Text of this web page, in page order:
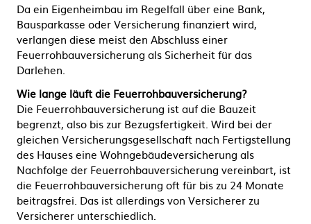
Da ein Eigenheimbau im Regelfall über eine Bank,
Bausparkasse oder Versicherung finanziert wird,
verlangen diese meist den Abschluss einer
Feuerrohbauversicherung als Sicherheit für das
Darlehen.
Wie lange läuft die Feuerrohbauversicherung?
Die Feuerrohbauversicherung ist auf die Bauzeit
begrenzt, also bis zur Bezugsfertigkeit. Wird bei der
gleichen Versicherungsgesellschaft nach Fertigstellung
des Hauses eine Wohngebäudeversicherung als
Nachfolge der Feuerrohbauversicherung vereinbart, ist
die Feuerrohbauversicherung oft für bis zu 24 Monate
beitragsfrei. Das ist allerdings von Versicherer zu
Versicherer unterschiedlich.